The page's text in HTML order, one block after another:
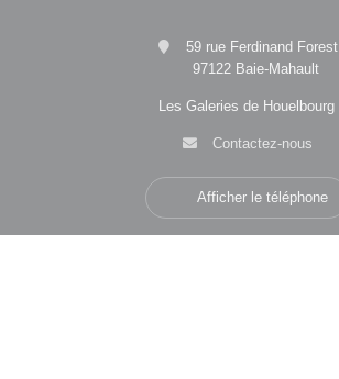
59 rue Ferdinand Forest
97122 Baie-Mahault
Les Galeries de Houelbourg
Contactez-nous
Afficher le téléphone